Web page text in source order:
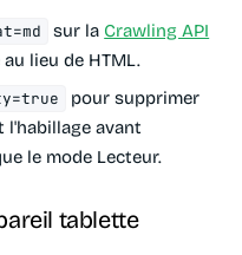
sur la Crawling API
lieu de HTML.
pour supprimer
l'habillage avant
le mode Lecteur.
tablette